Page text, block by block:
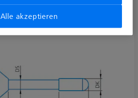
Alle akzeptieren